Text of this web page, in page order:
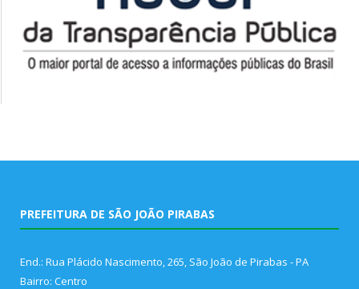
PREFEITURA DE SÃO JOÃO PIRABAS
End.: Rua Plácido Nascimento, 265, São João de Pirabas - PA
Bairro: Centro